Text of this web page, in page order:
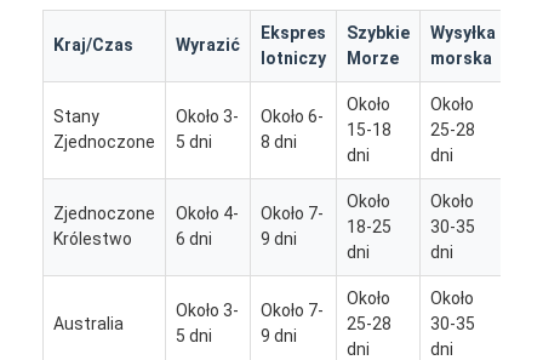
Kraj/Czas Wyrazić
Ekspres
lotniczy
Szybkie
Morze
Wysyłka
morska
Stany
Zjednoczone
Około 3-
5 dni
Około 6-
8 dni
Około
15-18
dni
Około
25-28
dni
Zjednoczone
Królestwo
Około 4-
6 dni
Około 7-
9 dni
Około
18-25
dni
Około
30-35
dni
Australia
Około 3-
5 dni
Około 7-
9 dni
Około
25-28
dni
Około
30-35
dni